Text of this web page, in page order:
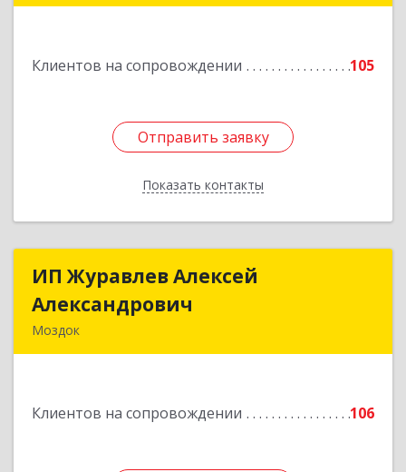
Клиентов на сопровождении 105
Отправить заявку
Показать контакты
Отправить заявку
Назад
ИП Журавлев Алексей
Александрович
Моздок
Клиентов на сопровождении 106
ИП Журавлев Алексей
Подробнее